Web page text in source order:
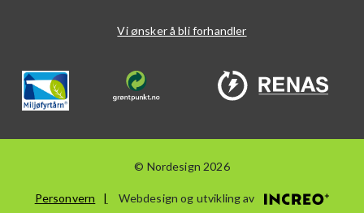
Vi ønsker å bli forhandler
© Nordesign 2026
Personvern Webdesign og utvikling av